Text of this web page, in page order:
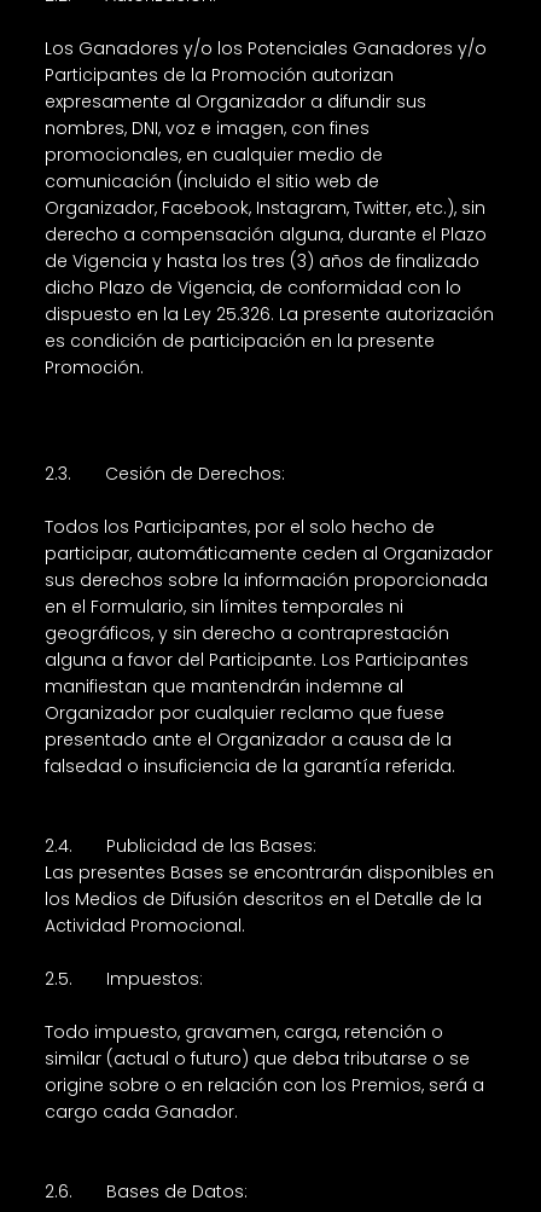
Los Ganadores y/o los Potenciales Ganadores y/o
Participantes de la Promoción autorizan
expresamente al Organizador a difundir sus
nombres, DNI, voz e imagen, con fines
promocionales, en cualquier medio de
comunicación (incluido el sitio web de
Organizador, Facebook, Instagram, Twitter, etc.), sin
derecho a compensación alguna, durante el Plazo
de Vigencia y hasta los tres (3) años de finalizado
dicho Plazo de Vigencia, de conformidad con lo
dispuesto en la Ley 25.326. La presente autorización
es condición de participación en la presente
Promoción.
2.3. Cesión de Derechos:
Todos los Participantes, por el solo hecho de
participar, automáticamente ceden al Organizador
sus derechos sobre la información proporcionada
en el Formulario, sin límites temporales ni
geográficos, y sin derecho a contraprestación
alguna a favor del Participante. Los Participantes
manifiestan que mantendrán indemne al
Organizador por cualquier reclamo que fuese
presentado ante el Organizador a causa de la
falsedad o insuficiencia de la garantía referida.
2.4. Publicidad de las Bases:
Las presentes Bases se encontrarán disponibles en
los Medios de Difusión descritos en el Detalle de la
Actividad Promocional.
2.5. Impuestos:
Todo impuesto, gravamen, carga, retención o
similar (actual o futuro) que deba tributarse o se
origine sobre o en relación con los Premios, será a
cargo cada Ganador.
2.6. Bases de Datos: